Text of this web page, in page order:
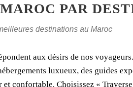
PAR
destinations au Maroc
aux désirs de nos
luxueux, des guides
confortable. Choisissez «